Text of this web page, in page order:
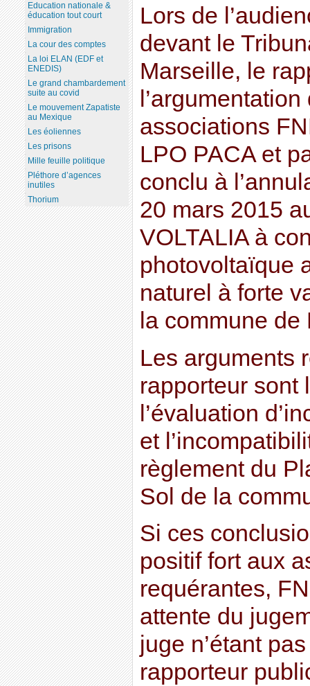
Lors de
devant le
Marseille, le
associations
LPO PACA et
conclu à
20 mars 2015
VOLTALIA à
photovoltaïque
naturel à forte
la commune
Les arguments
rapporteur sont
l’évaluation
et
règlement du
Sol de la
Si ces
positif fort aux
requérantes,
attente du
juge n’étant
rapporteur
Education nationale &
éducation tout court
Immigration
La cour des comptes
La loi ELAN (EDF et
ENEDIS)
Le grand chambardement
suite au covid
Le mouvement Zapatiste
au Mexique
Les éoliennes
Les prisons
Mille feuille politique
Pléthore d’agences
inutiles
Thorium